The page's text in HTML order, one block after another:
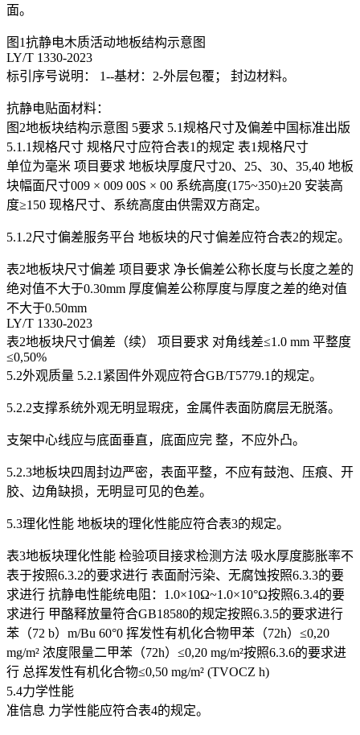
面。
图1抗静电木质活动地板结构示意图
LY/T 1330-2023
标引序号说明： 1--基材：2-外层包覆； 封边材料。
抗静电贴面材料：
图2地板块结构示意图 5要求 5.1规格尺寸及偏差中国标准出版
5.1.1规格尺寸 规格尺寸应符合表1的规定 表1规格尺寸
单位为毫米 项目要求 地板块厚度尺寸20、25、30、35,40 地板
块幅面尺寸009 × 009 00S × 00 系统高度(175~350)±20 安装高
度≥150 现格尺寸、系统高度由供需双方商定。
5.1.2尺寸偏差服务平台 地板块的尺寸偏差应符合表2的规定。
表2地板块尺寸偏差 项目要求 净长偏差公称长度与长度之差的
绝对值不大于0.30mm 厚度偏差公称厚度与厚度之差的绝对值
不大于0.50mm
LY/T 1330-2023
表2地板块尺寸偏差（续） 项目要求 对角线差≤1.0 mm 平整度
≤0,50%
5.2外观质量 5.2.1紧固件外观应符合GB/T5779.1的规定。
5.2.2支撑系统外观无明显瑕疣，金属件表面防腐层无脱落。
支架中心线应与底面垂直，底面应完 整，不应外凸。
5.2.3地板块四周封边严密，表面平整，不应有鼓泡、压痕、开
胶、边角缺损，无明显可见的色差。
5.3理化性能 地板块的理化性能应符合表3的规定。
表3地板块理化性能 检验项目接求检测方法 吸水厚度膨胀率不
表于按照6.3.2的要求进行 表面耐污染、无腐蚀按照6.3.3的要
求进行 抗静电性能统电阻：1.0×10Ω~1.0×10°Ω按照6.3.4的要
求进行 甲酪释放量符合GB18580的规定按照6.3.5的要求进行
苯（72 b）m/Bu 60°0 挥发性有机化合物甲苯（72h）≤0,20
mg/m² 浓度限量二甲苯（72h）≤0,20 mg/m²按照6.3.6的要求进
行 总挥发性有机化合物≤0,50 mg/m² (TVOCZ h)
5.4力学性能
准信息 力学性能应符合表4的规定。